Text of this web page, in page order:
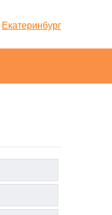
Екатеринбург